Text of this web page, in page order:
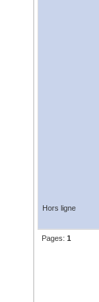
Hors ligne
Pages: 1